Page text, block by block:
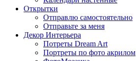
Открытки
Отправлю самостоятельно
Отправьте за меня
Декор Интерьера
Потреты Dream Art
Портреты по фото акрилом